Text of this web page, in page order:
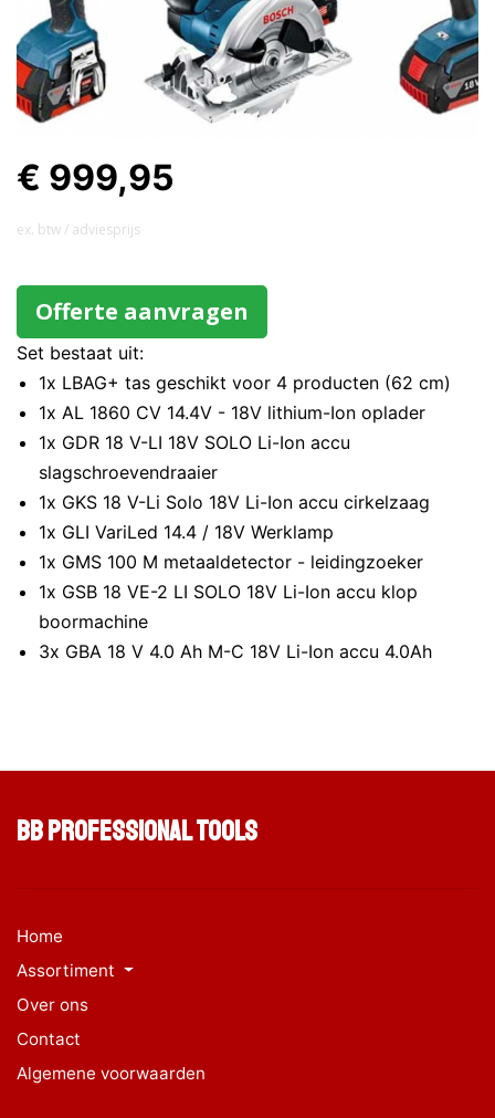
€ 999,95
ex. btw / adviesprijs
Offerte aanvragen
Set bestaat uit:
1x LBAG+ tas geschikt voor 4 producten (62 cm)
1x AL 1860 CV 14.4V - 18V lithium-Ion oplader
1x GDR 18 V-LI 18V SOLO Li-Ion accu
slagschroevendraaier
1x GKS 18 V-Li Solo 18V Li-Ion accu cirkelzaag
1x GLI VariLed 14.4 / 18V Werklamp
1x GMS 100 M metaaldetector - leidingzoeker
1x GSB 18 VE-2 LI SOLO 18V Li-Ion accu klop
boormachine
3x GBA 18 V 4.0 Ah M-C 18V Li-Ion accu 4.0Ah
BB Professional Tools
Home
Assortiment
Over ons
Contact
Algemene voorwaarden